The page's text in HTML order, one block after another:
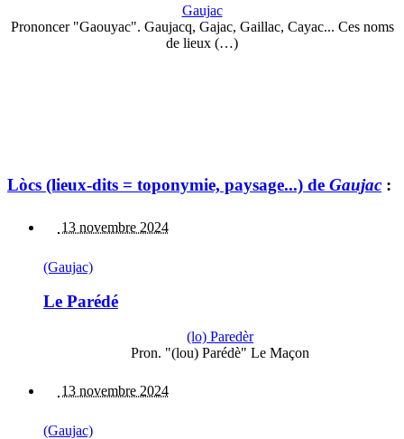
Gaujac
Prononcer "Gaouyac". Gaujacq, Gajac, Gaillac, Cayac... Ces noms
de lieux (…)
Lòcs (lieux-dits = toponymie, paysage...) de Gaujac :
13 novembre 2024
(Gaujac)
Le Parédé
(lo) Paredèr
Pron. "(lou) Parédè" Le Maçon
13 novembre 2024
(Gaujac)